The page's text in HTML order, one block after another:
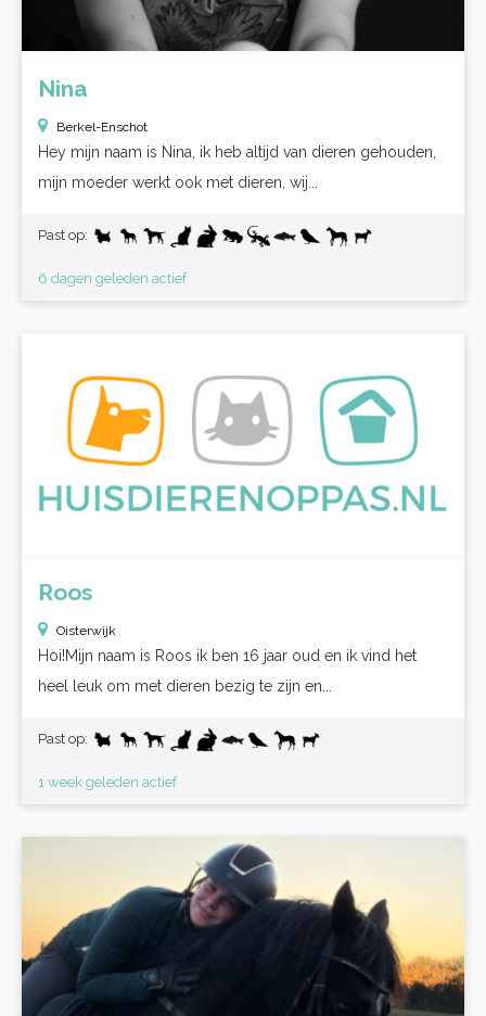
Nina
Berkel-Enschot
Hey mijn naam is Nina, ik heb altijd van dieren gehouden,
mijn moeder werkt ook met dieren, wij...
Past op:
6 dagen geleden actief
Roos
Oisterwijk
Hoi!Mijn naam is Roos ik ben 16 jaar oud en ik vind het
heel leuk om met dieren bezig te zijn en...
Past op:
1 week geleden actief